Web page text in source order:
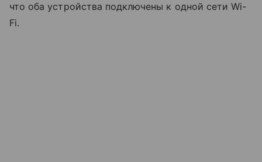
что оба устройства подключены к одной сети Wi-
Fi.